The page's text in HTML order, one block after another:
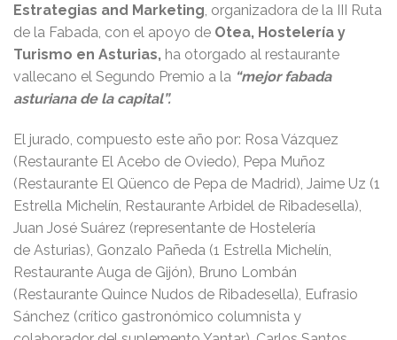
Estrategias and Marketing, organizadora de la III Ruta
de la Fabada, con el apoyo de Otea, Hostelería y
Turismo en Asturias, ha otorgado al restaurante
vallecano el Segundo Premio a la “mejor fabada
asturiana de la capital”.
El jurado, compuesto este año por: Rosa Vázquez
(Restaurante El Acebo de Oviedo), Pepa Muñoz
(Restaurante El Qüenco de Pepa de Madrid), Jaime Uz (1
Estrella Michelín, Restaurante Arbidel de Ribadesella),
Juan José Suárez (representante de Hostelería
de Asturias), Gonzalo Pañeda (1 Estrella Michelín,
Restaurante Auga de Gijón), Bruno Lombán
(Restaurante Quince Nudos de Ribadesella), Eufrasio
Sánchez (crítico gastronómico columnista y